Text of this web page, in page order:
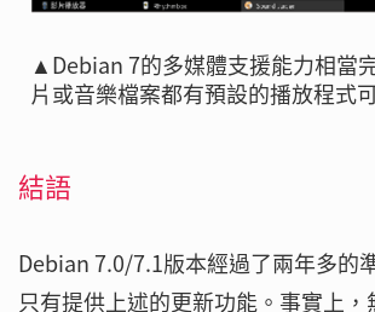
▲Debian 7的多媒體支援能力相當
片或音樂檔案都有預設的播放程式
結語
Debian 7.0/7.1版本經過了兩年多的
只有提供上述的更新功能。事實上，